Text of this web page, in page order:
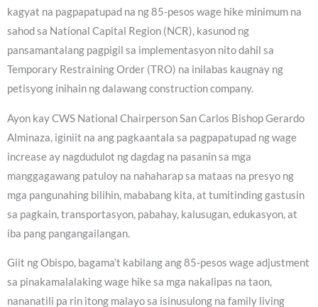
kagyat na pagpapatupad na ng 85-pesos wage hike minimum na
sahod sa National Capital Region (NCR), kasunod ng
pansamantalang pagpigil sa implementasyon nito dahil sa
Temporary Restraining Order (TRO) na inilabas kaugnay ng
petisyong inihain ng dalawang construction company.
Ayon kay CWS National Chairperson San Carlos Bishop Gerardo
Alminaza, iginiit na ang pagkaantala sa pagpapatupad ng wage
increase ay nagdudulot ng dagdag na pasanin sa mga
manggagawang patuloy na nahaharap sa mataas na presyo ng
mga pangunahing bilihin, mababang kita, at tumitinding gastusin
sa pagkain, transportasyon, pabahay, kalusugan, edukasyon, at
iba pang pangangailangan.
Giit ng Obispo, bagama’t kabilang ang 85-pesos wage adjustment
sa pinakamalalaking wage hike sa mga nakalipas na taon,
nananatili pa rin itong malayo sa isinusulong na family living